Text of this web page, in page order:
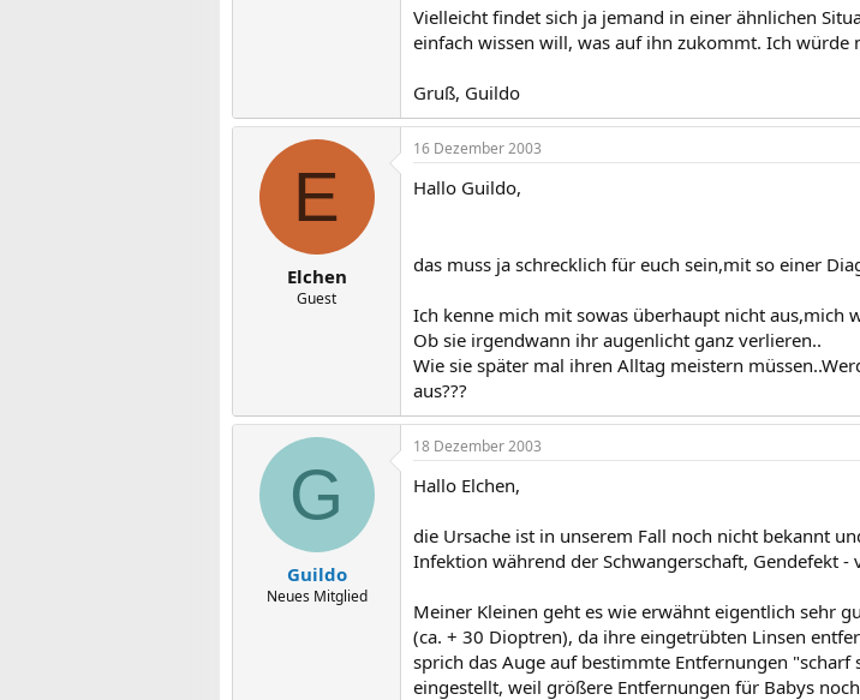
Vielleicht findet sich ja jemand in einer ähnlichen
einfach wissen will, was auf ihn zukommt. Ich würde
Gruß, Guildo
E
Elchen
Guest
16 Dezember 2003
Hallo Guildo,
das muss ja schrecklich für euch sein,mit so einer
Ich kenne mich mit sowas überhaupt nicht aus,mich
Ob sie irgendwann ihr augenlicht ganz verlieren..
Wie sie später mal ihren Alltag meistern
aus???
G
Guildo
Neues Mitglied
18 Dezember 2003
Hallo Elchen,
die Ursache ist in unserem Fall noch nicht bekannt
Infektion während der Schwangerschaft, Gendefekt -
Meiner Kleinen geht es wie erwähnt eigentlich sehr
(ca. + 30 Dioptren), da ihre eingetrübten Linsen
sprich das Auge auf bestimmte Entfernungen
eingestellt, weil größere Entfernungen für Babys